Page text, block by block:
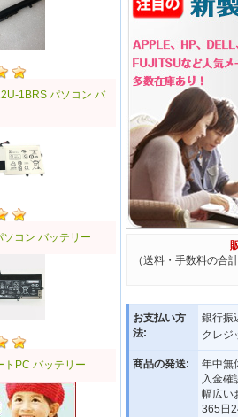
1BRS パソコン バ
コン バッテリー
トPC バッテリー
（送料・手数料の合
お支払い方
法:
銀行振
クレジ
商品の発送:
年中無
入金確
幅広い
365日